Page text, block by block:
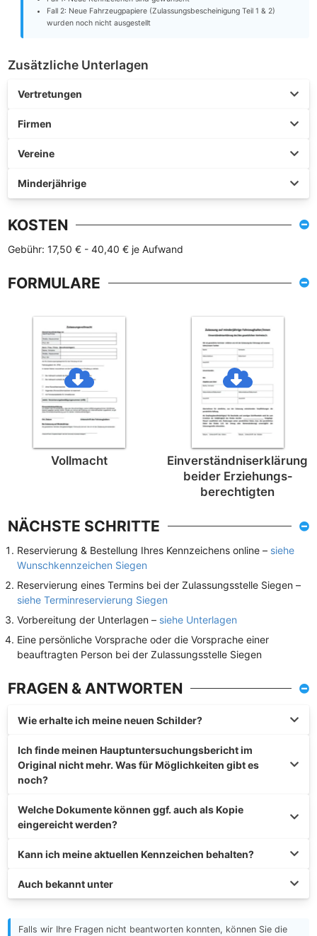
Fall 2: Neue Fahrzeugpapiere (Zulassungsbescheinigung Teil 1 & 2)
wurden noch nicht ausgestellt
Zusätzliche Unterlagen
Vertretungen
Firmen
Vereine
Minderjährige
KOSTEN
Gebühr: 17,50 € - 40,40 € je Aufwand
FORMULARE
Vollmacht
Einverständnis­erklärung
beider Erziehungs­
berechtigten
NÄCHSTE SCHRITTE
Reservierung & Bestellung Ihres Kennzeichens online – siehe
Wunschkennzeichen Siegen
Reservierung eines Termins bei der Zulassungsstelle Siegen –
siehe Terminreservierung Siegen
Vorbereitung der Unterlagen – siehe Unterlagen
Eine persönliche Vorsprache oder die Vorsprache einer
beauftragten Person bei der Zulassungsstelle Siegen
FRAGEN & ANTWORTEN
Wie erhalte ich meine neuen Schilder?
Ich finde meinen Hauptuntersuchungsbericht im
Original nicht mehr. Was für Möglichkeiten gibt es
noch?
Welche Dokumente können ggf. auch als Kopie
eingereicht werden?
Kann ich meine aktuellen Kennzeichen behalten?
Auch bekannt unter
Falls wir Ihre Fragen nicht beantworten konnten, können Sie die